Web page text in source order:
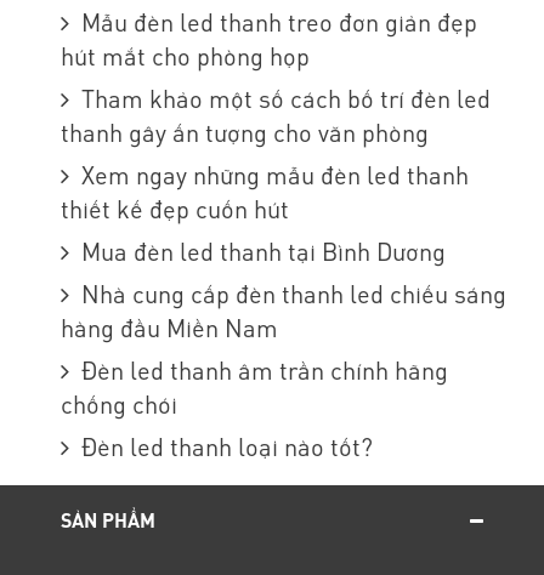
Mẫu đèn led thanh treo đơn giản đẹp
hút mắt cho phòng họp
Tham khảo một số cách bố trí đèn led
thanh gây ấn tượng cho văn phòng
Xem ngay những mẫu đèn led thanh
thiết kế đẹp cuốn hút
Mua đèn led thanh tại Bình Dương
Nhà cung cấp đèn thanh led chiếu sáng
hàng đầu Miền Nam
Đèn led thanh âm trần chính hãng
chống chói
Đèn led thanh loại nào tốt?
SẢN PHẨM